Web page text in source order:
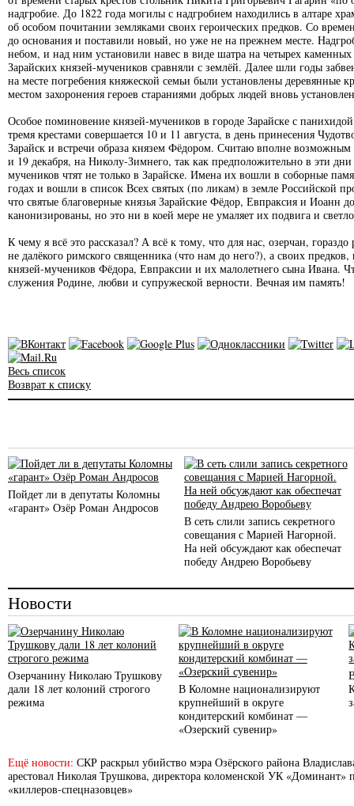
надгробие. До 1822 года могилы с надгробием находились в алтаре
об особом почитании земляками своих героических предков. Со
до основания и поставили новый, но уже не на прежнем месте.
небом, и над ним установили навес в виде шатра на четырех
Зарайских князей-мучеников сравняли с землёй. Далее шли годы
на месте погребения княжеской семьи были установлены деревянные
местом захоронения героев стараниями добрых людей вновь
Особое поминовение князей-мучеников в городе Зарайске с
тремя крестами совершается 10 и 11 августа, в день принесения
Зарайск и встречи образа князем Фёдором. Считаю вполне возможным
и 19 декабря, на Николу-Зимнего, так как предположительно в эти
мучеников чтят не только в Зарайске. Имена их вошли в соборные
годах и вошли в список Всех святых (по ликам) в земле Российской
что святые благоверные князья Зарайские Фёдор, Евпраксия и Иоанн
канонизированы, но это ни в коей мере не умаляет их подвига и
К чему я всё это рассказал? А всё к тому, что для нас, озерчан,
не далёкого римского священника (что нам до него?), а своих предков,
князей-мучеников Фёдора, Евпраксии и их малолетнего сына Ивана.
служения Родине, любви и супружеской верности. Вечная им память!
Весь список
Возврат к списку
Пойдет ли в депутаты Коломны
«гарант» Озёр Роман Андросов
В сеть слили запись секретного
совещания с Марией Нагорной.
На ней обсуждают как обеспечат
победу Андрею Воробьеву
Новости
Озерчанину Николаю Трушкову
дали 18 лет колоний строгого
режима
В Коломне национализируют
крупнейший в округе
кондитерский комбинат —
«Озерский сувенир»
Ещё новости: СКР раскрыл убийство мэра Озёрского района
арестовал Николая Трушкова, директора коломенской УК «Доминант»
«киллеров-спецназовцев»